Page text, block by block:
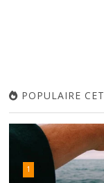
POPULAIRE
1